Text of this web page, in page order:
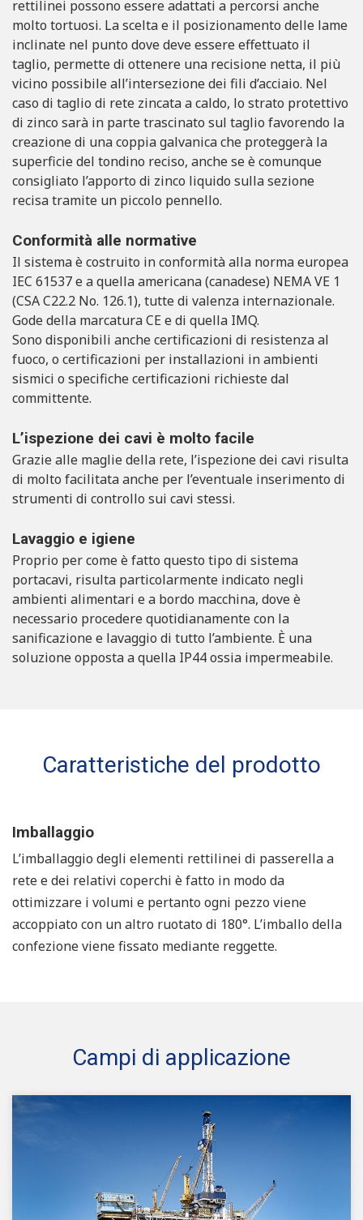
rettilinei possono essere adattati a percorsi anche
molto tortuosi. La scelta e il posizionamento delle lame
inclinate nel punto dove deve essere effettuato il
taglio, permette di ottenere una recisione netta, il più
vicino possibile all’intersezione dei fili d’acciaio. Nel
caso di taglio di rete zincata a caldo, lo strato protettivo
di zinco sarà in parte trascinato sul taglio favorendo la
creazione di una coppia galvanica che proteggerà la
superficie del tondino reciso, anche se è comunque
consigliato l’apporto di zinco liquido sulla sezione
recisa tramite un piccolo pennello.
Conformità alle normative
Il sistema è costruito in conformità alla norma europea
IEC 61537 e a quella americana (canadese) NEMA VE 1
(CSA C22.2 No. 126.1), tutte di valenza internazionale.
Gode della marcatura CE e di quella IMQ.
Sono disponibili anche certificazioni di resistenza al
fuoco, o certificazioni per installazioni in ambienti
sismici o specifiche certificazioni richieste dal
committente.
L’ispezione dei cavi è molto facile
Grazie alle maglie della rete, l’ispezione dei cavi risulta
di molto facilitata anche per l’eventuale inserimento di
strumenti di controllo sui cavi stessi.
Lavaggio e igiene
Proprio per come è fatto questo tipo di sistema
portacavi, risulta particolarmente indicato negli
ambienti alimentari e a bordo macchina, dove è
necessario procedere quotidianamente con la
sanificazione e lavaggio di tutto l’ambiente. È una
soluzione opposta a quella IP44 ossia impermeabile.
Caratteristiche del prodotto
Imballaggio
L’imballaggio degli elementi rettilinei di passerella a
rete e dei relativi coperchi è fatto in modo da
ottimizzare i volumi e pertanto ogni pezzo viene
accoppiato con un altro ruotato di 180°. L’imballo della
confezione viene fissato mediante reggette.
Campi di applicazione